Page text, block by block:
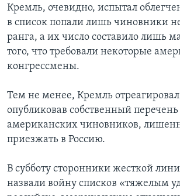
Кремль, очевидно, испытал
в список попали лишь чиновники
ранга, а их число составило лишь
того, что требовали некоторые
конгрессмены.
Тем не менее, Кремль отреагировал
опубликовав собственный перечень
американских чиновников,
приезжать в Россию.
В субботу сторонники жесткой
назвали войну списков «тяжелым